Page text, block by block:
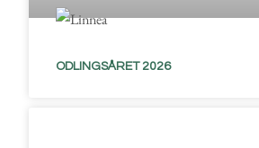
ODLINGSÅRET 2026